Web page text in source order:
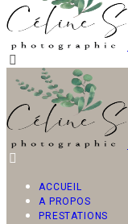
ACCUEIL
A PROPOS
PRESTATIONS